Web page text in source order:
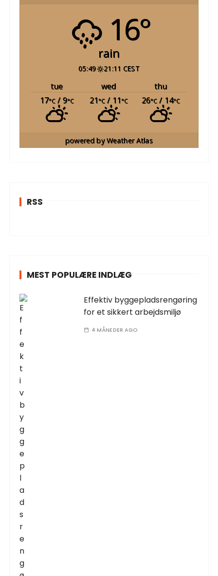
16°
rain
05:49 21:11 CEST
tue wed
thu
17°C / 9°C 21°C / 11°C 26°C / 14°C
powered byWeather Atlas
RSS
MEST POPULÆRE INDLÆG
Effektiv byggepladsrengøring
for et sikkert arbejdsmiljø
4 MÅNEDER AGO